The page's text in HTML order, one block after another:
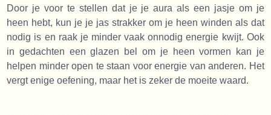
Door je voor te stellen dat je je aura als een jasje om je
heen hebt, kun je je jas strakker om je heen winden als dat
nodig is en raak je minder vaak onnodig energie kwijt. Ook
in gedachten een glazen bel om je heen vormen kan je
helpen minder open te staan voor energie van anderen. Het
vergt enige oefening, maar het is zeker de moeite waard.